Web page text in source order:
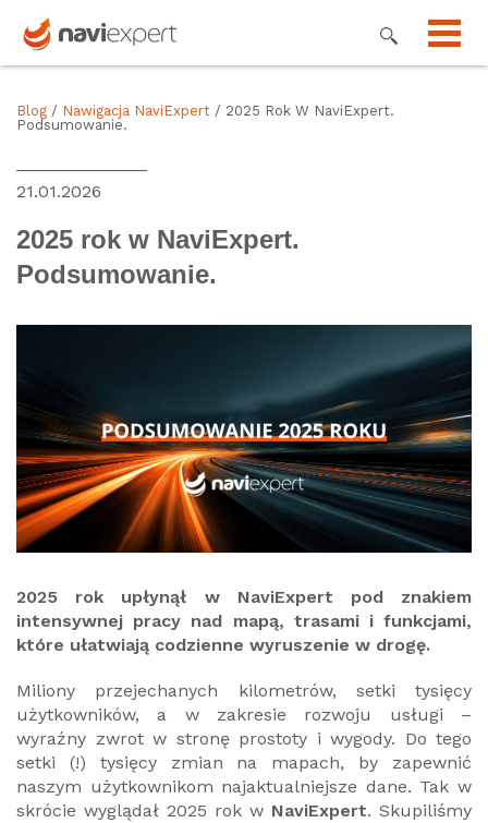
Blog / Nawigacja NaviExpert / 2025 Rok W NaviExpert.
Podsumowanie.
21.01.2026
2025 rok w NaviExpert.
Podsumowanie.
2025 rok upłynął w NaviExpert pod znakiem
intensywnej pracy nad mapą, trasami i funkcjami,
które ułatwiają codzienne wyruszenie w drogę.
Miliony przejechanych kilometrów, setki tysięcy
użytkowników, a w zakresie rozwoju usługi –
wyraźny zwrot w stronę prostoty i wygody. Do tego
setki (!) tysięcy zmian na mapach, by zapewnić
naszym użytkownikom najaktualniejsze dane. Tak w
skrócie wyglądał 2025 rok w NaviExpert. Skupiliśmy